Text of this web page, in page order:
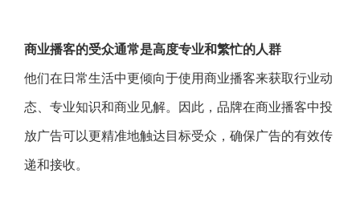
商业播客的受众通常是高度专业和繁忙的人群
他们在日常生活中更倾向于使用商业播客来获取行业动
态、专业知识和商业见解。因此，品牌在商业播客中投
放广告可以更精准地触达目标受众，确保广告的有效传
递和接收。